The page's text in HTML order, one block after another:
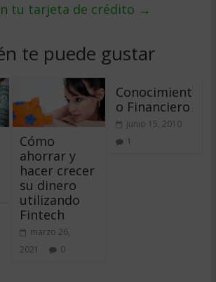
tu tarjeta de crédito →
te puede gustar
Cómo
ahorrar y
hacer crecer
su dinero
utilizando
Fintech
marzo 26,
2021
0
Conocimient
o Financiero
junio 15, 2010
1